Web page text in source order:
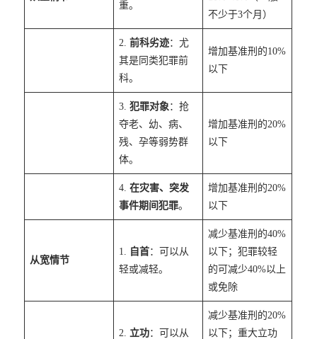
重。
不少于3个月）
2.前科劣迹：尤
其是同类犯罪前
科。
增加基准刑的10%
以下
3.犯罪对象：抢
夺老、幼、病、
残、孕等弱势群
体。
增加基准刑的20%
以下
4.在灾害、突发
事件期间犯罪。
增加基准刑的20%
以下
从宽情节
1. 自首：可以从
轻或减轻。
减少基准刑的40%
以下；犯罪较轻
的可减少40%以上
或免除
2.立功：可以从
减少基准刑的20%
以下；重大立功